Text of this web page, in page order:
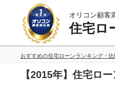
オリコン顧客
住宅ロ
おすすめの住宅ローンランキング・比
【2015年】住宅ロ